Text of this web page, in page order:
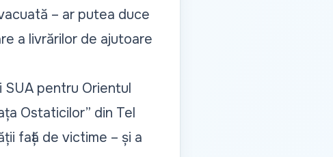
– ar putea duce
a livrărilor de ajutoare
SUA pentru Orientul
Ostaticilor” din Tel
față de victime – și a